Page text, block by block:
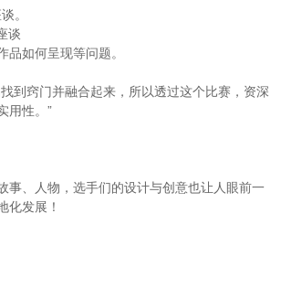
。
如何呈现等问题。
到窍门并融合起来，所以透过这个比赛，资深
用性。”
事、人物，选手们的设计与创意也让人眼前一
化发展！